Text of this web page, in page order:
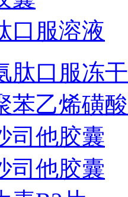
口服溶液
肽口服冻
苯乙烯磺
司他胶囊
司他胶囊